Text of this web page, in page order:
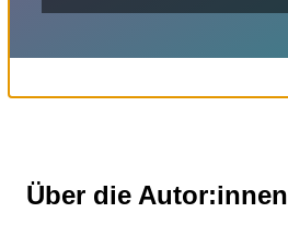
Über die Autor:innen